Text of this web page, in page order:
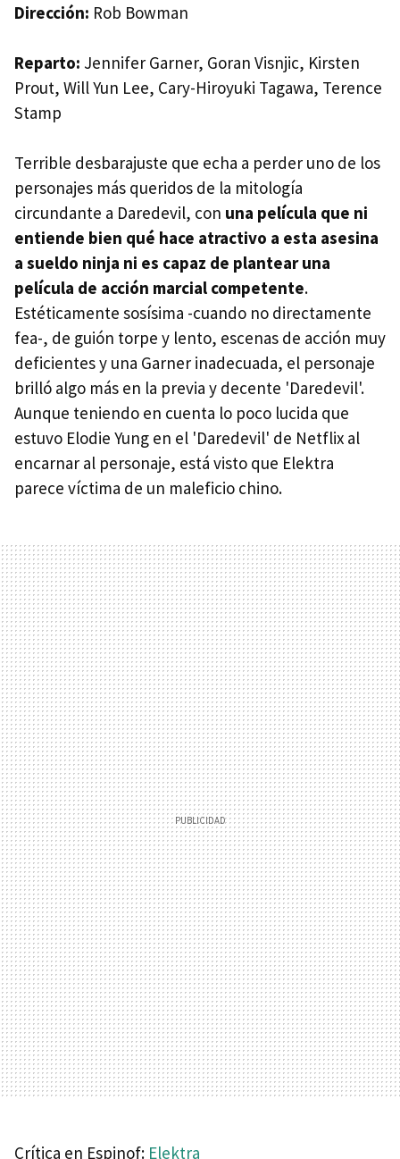
Dirección: Rob Bowman
Reparto: Jennifer Garner, Goran Visnjic, Kirsten
Prout, Will Yun Lee, Cary-Hiroyuki Tagawa, Terence
Stamp
Terrible desbarajuste que echa a perder uno de los
personajes más queridos de la mitología
circundante a Daredevil, con una película que ni
entiende bien qué hace atractivo a esta asesina
a sueldo ninja ni es capaz de plantear una
película de acción marcial competente.
Estéticamente sosísima -cuando no directamente
fea-, de guión torpe y lento, escenas de acción muy
deficientes y una Garner inadecuada, el personaje
brilló algo más en la previa y decente 'Daredevil'.
Aunque teniendo en cuenta lo poco lucida que
estuvo Elodie Yung en el 'Daredevil' de Netflix al
encarnar al personaje, está visto que Elektra
parece víctima de un maleficio chino.
Crítica en Espinof: Elektra